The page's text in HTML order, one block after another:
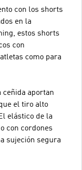
con los shorts
en la
estos shorts
con
como para
ceñida aportan
el tiro alto
elástico de la
con cordones
sujeción segura